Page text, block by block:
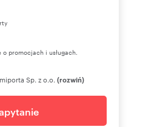
promocjach i usługach.
Sp. z o.o. (rozwiń)